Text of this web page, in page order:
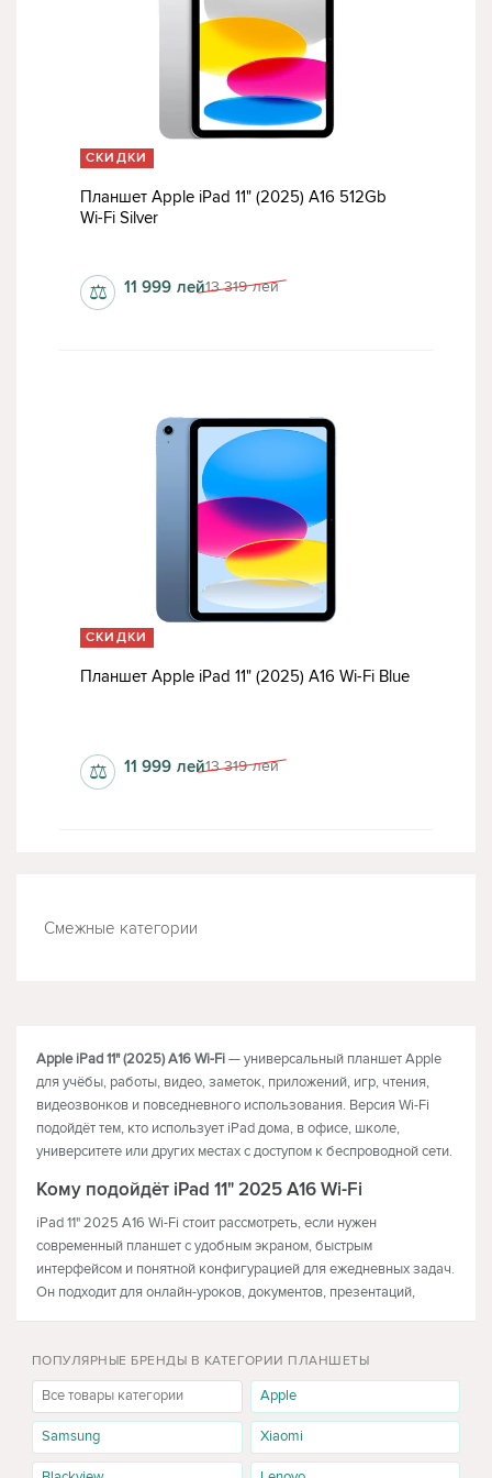
СКИДКИ
Планшет Apple iPad 11" (2025) A16 512Gb
Wi-Fi Silver
6 Гб 13 319 лей
11 999 лей
⚖
СКИДКИ
Планшет Apple iPad 11" (2025) A16 Wi-Fi Blue
13 319 лей
11 999 лей
⚖
Смежные категории
Apple iPad 11" (2025) A16 Wi-Fi— универсальный планшет Apple
для учёбы, работы, видео, заметок, приложений, игр, чтения,
видеозвонков и повседневного использования. Версия Wi-Fi
подойдёт тем, кто использует iPad дома, в офисе, школе,
университете или других местах с доступом к беспроводной сети.
Кому подойдёт iPad 11" 2025 A16 Wi-Fi
iPad 11" 2025 A16 Wi-Fi стоит рассмотреть, если нужен
современный планшет с удобным экраном, быстрым
интерфейсом и понятной конфигурацией для ежедневных задач.
Он подходит для онлайн-уроков, документов, презентаций,
Wi-Fi-версия особенно удобна для пользователей, которым не
нужен мобильный интернет в планшете. Если iPad будет
использоваться в основном дома, на работе, в учебном
заведении или рядом с доступной сетью Wi-Fi, такая
конфигурация будет рациональным выбором по цене и
ПОПУЛЯРНЫЕ БРЕНДЫ В КАТЕГОРИИ ПЛАНШЕТЫ
Все товары категории Apple
Samsung Xiaomi